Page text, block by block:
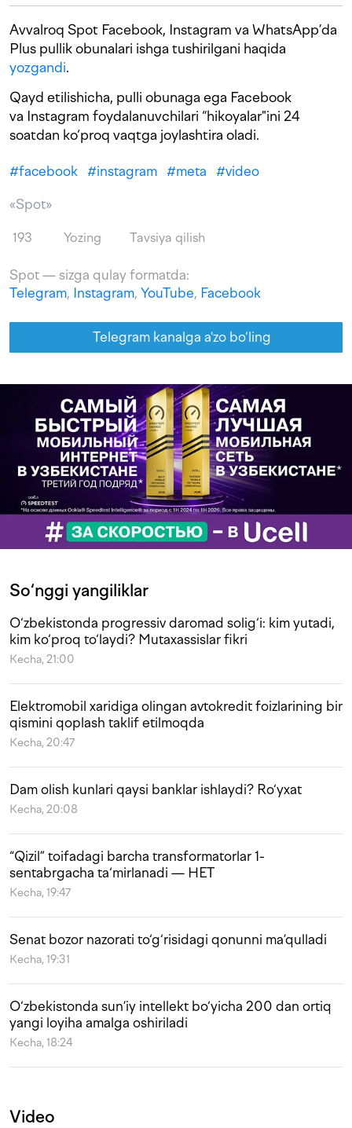
Avvalroq Spot Facebook, Instagram va WhatsApp’da
Plus pullik obunalari ishga tushirilgani haqida
yozgandi.
Qayd etilishicha, pulli obunaga ega Facebook
va Instagram foydalanuvchilari “hikoyalar"ini 24
soatdan ko‘proq vaqtga joylashtira oladi.
#facebook #instagram #meta #video
«Spot»
193 Yozing Tavsiya qilish
Spot — sizga qulay formatda:
Telegram, Instagram, YouTube, Facebook
Telegram kanalga a'zo bo‘ling
So‘nggi yangiliklar
O‘zbekistonda progressiv daromad solig‘i: kim yutadi,
kim ko‘proq to‘laydi? Mutaxassislar fikri
Kecha, 21:00
Elektromobil xaridiga olingan avtokredit foizlarining bir
qismini qoplash taklif etilmoqda
Kecha, 20:47
Dam olish kunlari qaysi banklar ishlaydi? Ro‘yxat
Kecha, 20:08
“Qizil” toifadagi barcha transformatorlar 1-
sentabrgacha ta‘mirlanadi — HET
Kecha, 19:47
Senat bozor nazorati to‘g‘risidagi qonunni ma’qulladi
Kecha, 19:31
O‘zbekistonda sun’iy intellekt bo‘yicha 200 dan ortiq
yangi loyiha amalga oshiriladi
Kecha, 18:24
Video